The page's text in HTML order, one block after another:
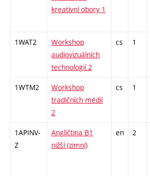
kreativní obory 1
1WAT2
Workshop
audiovizuálních
technologií 2
cs 1
1WTM2
Workshop
tradičních médií
2
cs 1
1APINV-
Z
Angličtina B1
nižší (zimní)
en 2